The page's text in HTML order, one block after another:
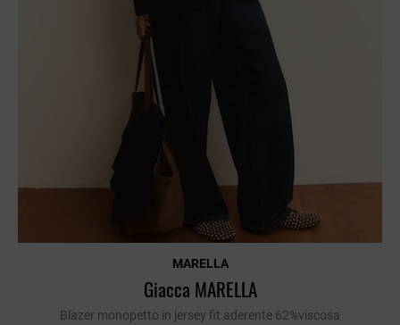
MARELLA
Giacca MARELLA
Blazer monopetto in jersey fit aderente 62%viscosa